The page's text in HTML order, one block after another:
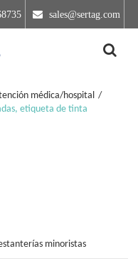
sales@sertag.com
médica/hospital /
etiqueta de tinta
minoristas